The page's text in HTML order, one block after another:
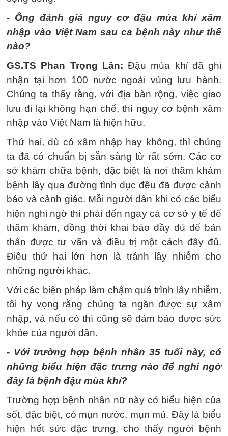
- Ông đánh giá nguy cơ đậu mùa khỉ xâm
nhập vào Việt Nam sau ca bệnh này như thế
nào?
GS.TS Phan Trọng Lân: Đậu mùa khỉ đã ghi
nhận tại hơn 100 nước ngoài vùng lưu hành.
Chúng ta thấy rằng, với địa bàn rộng, việc giao
lưu đi lại không hạn chế, thì nguy cơ bệnh xâm
nhập vào Việt Nam là hiện hữu.
Thứ hai, dù có xâm nhập hay không, thì chúng
ta đã có chuẩn bị sẵn sàng từ rất sớm. Các cơ
sở khám chữa bệnh, đặc biệt là nơi thăm khám
bệnh lây qua đường tình dục đều đã được cảnh
báo và cảnh giác. Mỗi người dân khi có các biểu
hiện nghi ngờ thì phải đến ngay cả cơ sở y tế để
thăm khám, đồng thời khai báo đầy đủ để bản
thân được tư vấn và điều trị một cách đầy đủ.
Điều thứ hai lớn hơn là tránh lây nhiễm cho
những người khác.
Với các biện pháp làm chậm quá trình lây nhiễm,
tôi hy vọng rằng chúng ta ngăn được sự xâm
nhập, và nếu có thì cũng sẽ đảm bảo được sức
khỏe của người dân.
- Với trường hợp bệnh nhân 35 tuổi này, có
những biểu hiện đặc trưng nào để nghi ngờ
đây là bệnh đậu mùa khỉ?
Trường hợp bệnh nhân nữ này có biểu hiện của
sốt, đặc biệt, có mụn nước, mụn mủ. Đây là biểu
hiện hết sức đặc trưng, cho thấy người bệnh